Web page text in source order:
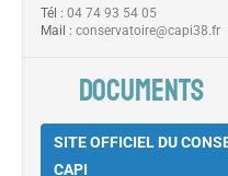
Tél : 04 74 93 54 05
Mail : conservatoire@capi38.fr
DOCUMENTS
SITE OFFICIEL DU
CAPI